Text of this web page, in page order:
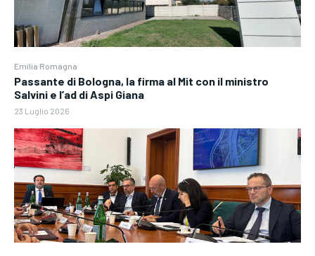
Emilia Romagna
Passante di Bologna, la firma al Mit con il ministro
Salvini e l’ad di Aspi Giana
23 Luglio 2026